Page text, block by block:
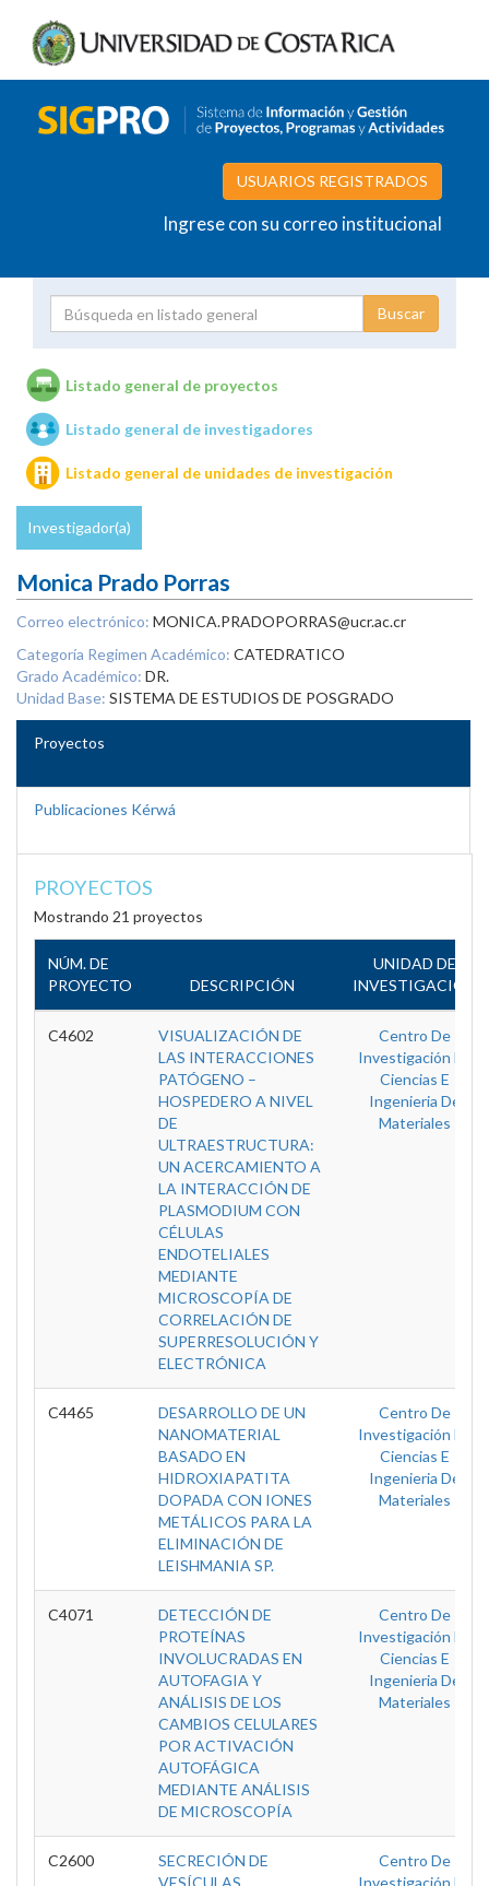
USUARIOS REGISTRADOS
Ingrese con su correo institucional
Unidades de investigación
Listado general de proyectos
Listado general de investigadores
Listado general de unidades de investigación
Investigador(a)
Monica Prado Porras
Correo electrónico: MONICA.PRADOPORRAS@ucr.ac.cr
Categoría Regimen Académico: CATEDRATICO
Grado Académico: DR.
Unidad Base: SISTEMA DE ESTUDIOS DE POSGRADO
Proyectos
Publicaciones Kérwá
PROYECTOS
Mostrando 21 proyectos
NÚM. DE
PROYECTO
DESCRIPCIÓN
UNIDAD DE
INVESTIGACIÓN
C4602
VISUALIZACIÓN DE
LAS INTERACCIONES
PATÓGENO –
HOSPEDERO A NIVEL
DE
ULTRAESTRUCTURA:
UN ACERCAMIENTO A
LA INTERACCIÓN DE
PLASMODIUM CON
CÉLULAS
ENDOTELIALES
MEDIANTE
MICROSCOPÍA DE
CORRELACIÓN DE
SUPERRESOLUCIÓN Y
ELECTRÓNICA
Centro De
Investigación En
Ciencias E
Ingenieria De
Materiales
C4465
DESARROLLO DE UN
NANOMATERIAL
BASADO EN
HIDROXIAPATITA
DOPADA CON IONES
METÁLICOS PARA LA
ELIMINACIÓN DE
LEISHMANIA SP.
Centro De
Investigación En
Ciencias E
Ingenieria De
Materiales
C4071
DETECCIÓN DE
PROTEÍNAS
INVOLUCRADAS EN
AUTOFAGIA Y
ANÁLISIS DE LOS
CAMBIOS CELULARES
POR ACTIVACIÓN
AUTOFÁGICA
MEDIANTE ANÁLISIS
DE MICROSCOPÍA
Centro De
Investigación En
Ciencias E
Ingenieria De
Materiales
C2600
SECRECIÓN DE
VESÍCULAS
Centro De
Investigación En